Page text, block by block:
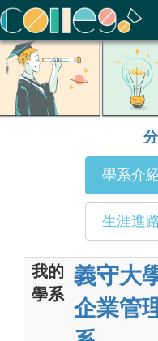
ColleGo! 大學選才與高中育
學系介
生涯進
我的
學系
義守大
企業管